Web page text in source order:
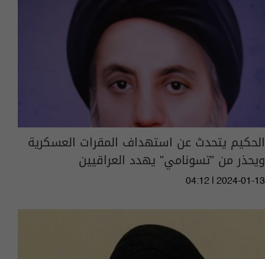
الحكيم يتحدث عن استهداف المقرات العسكرية
ويحذر من "تسونامي" يهدد العراقيين
04:12 | 2024-01-13